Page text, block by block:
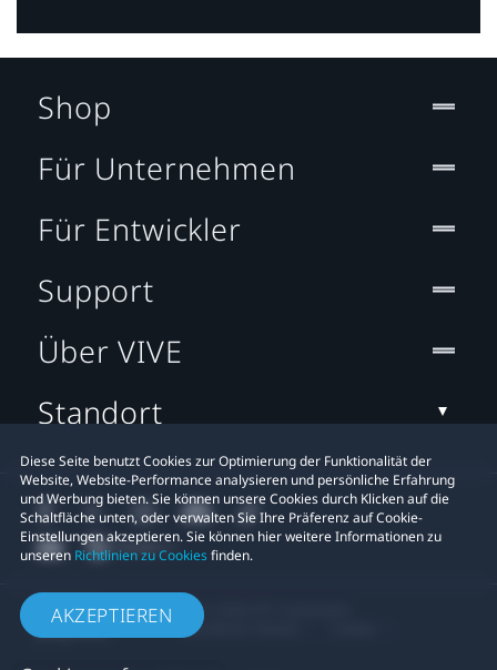
Diese Seite benutzt Cookies zur Optimierung der Funktionalität der
Website, Website-Performance analysieren und persönliche Erfahrung
und Werbung bieten. Sie können unsere Cookies durch Klicken auf die
Schaltfläche unten, oder verwalten Sie Ihre Präferenz auf Cookie-
Einstellungen akzeptieren. Sie können hier weitere Informationen zu
unseren Richtlinien zu Cookiesfinden.
AKZEPTIEREN
Shop
Für Unternehmen
Für Entwickler
Support
Über VIVE
Standort
© 2011-2026 HTC Corporation
Rechtlicher Hinweis